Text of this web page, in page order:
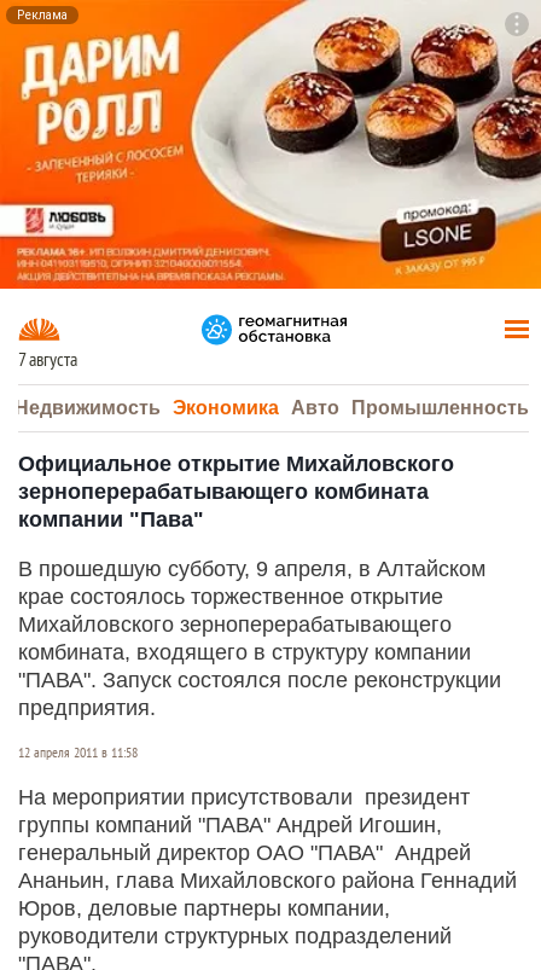
Реклама
7 августа
Недвижимость Экономика Авто Промышленность
Официальное открытие Михайловского
зерноперерабатывающего комбината
компании "Пава"
В прошедшую субботу, 9 апреля, в Алтайском
крае состоялось торжественное открытие
Михайловского зерноперерабатывающего
комбината, входящего в структуру компании
"ПАВА". Запуск состоялся после реконструкции
предприятия.
12 апреля 2011 в 11:58
На мероприятии присутствовали президент
группы компаний "ПАВА" Андрей Игошин,
генеральный директор ОАО "ПАВА" Андрей
Ананьин, глава Михайловского района Геннадий
Юров, деловые партнеры компании,
руководители структурных подразделений
"ПАВА".